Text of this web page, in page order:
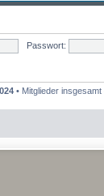
Passwort:
• Mitglieder insgesamt